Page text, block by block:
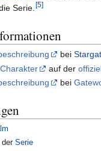
Serie. [5]
bei
auf der
bei
der Serie